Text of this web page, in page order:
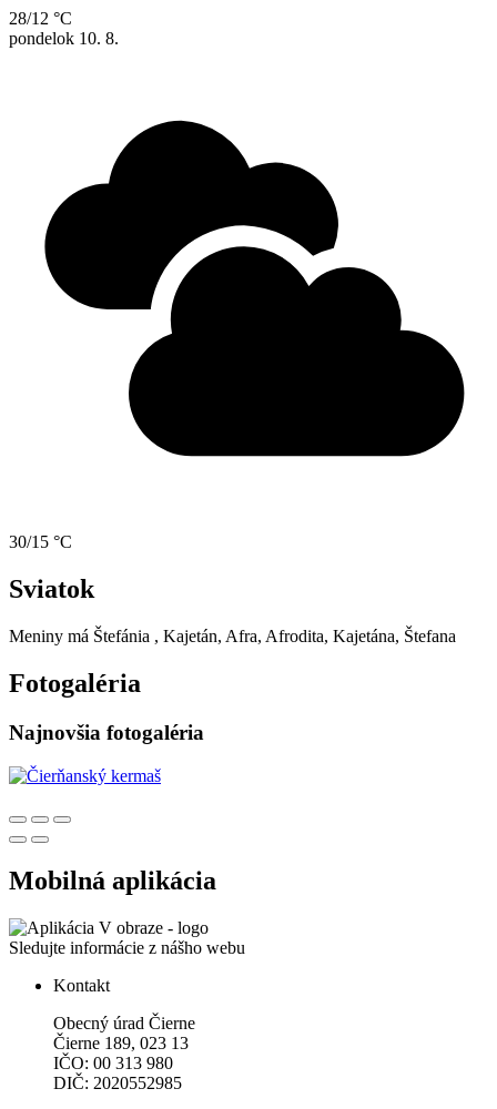
28/12 °C
pondelok 10. 8.
30/15 °C
Sviatok
Meniny má Štefánia , Kajetán, Afra, Afrodita, Kajetána, Štefana
Fotogaléria
Najnovšia fotogaléria
Mobilná aplikácia
Sledujte informácie z nášho webu
Kontakt
Obecný úrad Čierne
Čierne 189, 023 13
IČO: 00 313 980
DIČ: 2020552985